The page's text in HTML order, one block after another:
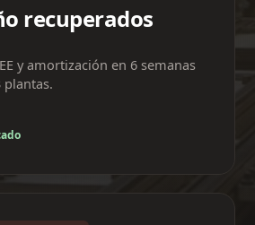
recuperados
y amortización en 6 semanas
plantas.